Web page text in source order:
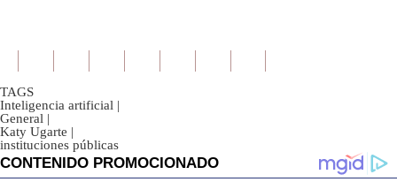
TAGS
Inteligencia artificial |
General |
Katy Ugarte |
instituciones públicas